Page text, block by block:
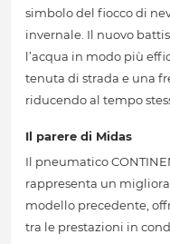
simbolo del fiocco di
invernale. Il nuovo
l’acqua in modo più
tenuta di strada e una
riducendo al tempo
Il parere di Midas
Il pneumatico
rappresenta un
modello precedente,
tra le prestazioni in